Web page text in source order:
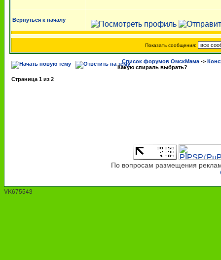
Вернуться к началу
Показать сообщения:
Список форумов ОмскМама ->
Какую спираль выбрать?
Страница 1 из 2
По вопросам размещения
VK675543